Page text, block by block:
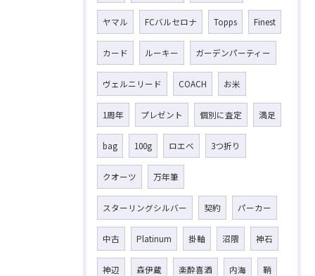
ヤマル FCバルセロナ Topps Finest
カード ルーキー ガーデンパーティー
ヴェルニリード COACH お米
1周年 プレゼント 個別に査定 満足
bag 100g ロエベ 3つ折り
クオーツ 万年筆
スターリングシルバー 契約 パーカー
中古 Platinum 掛軸 沼隈 神石
神辺 森伊蔵 楽酔喜酒 内海 鞆